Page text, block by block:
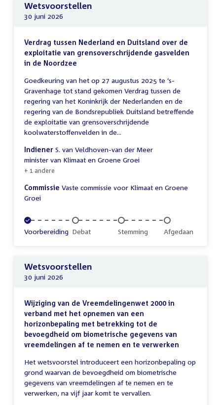
Wetsvoorstellen
30 juni 2026
Verdrag tussen Nederland en Duitsland over de
exploitatie van grensoverschrijdende gasvelden
in de Noordzee
Goedkeuring van het op 27 augustus 2025 te ‘s-
Gravenhage tot stand gekomen Verdrag tussen de
regering van het Koninkrijk der Nederlanden en de
regering van de Bondsrepubliek Duitsland betreffende
de exploitatie van grensoverschrijdende
koolwaterstoffenvelden in de...
Indiener S. van Veldhoven-van der Meer
minister van Klimaat en Groene Groei
+ 1 andere
Commissie Vaste commissie voor Klimaat en Groene
Groei
Voltooid:
Voorbereiding Onvoltooid:
Debat Onvoltooid:
Stemming Onvoltooid:
Afgedaan
Wetsvoorstellen
30 juni 2026
Wijziging van de Vreemdelingenwet 2000 in
verband met het opnemen van een
horizonbepaling met betrekking tot de
bevoegdheid om biometrische gegevens van
vreemdelingen af te nemen en te verwerken
Het wetsvoorstel introduceert een horizonbepaling op
grond waarvan de bevoegdheid om biometrische
gegevens van vreemdelingen af te nemen en te
verwerken, na vijf jaar komt te vervallen.